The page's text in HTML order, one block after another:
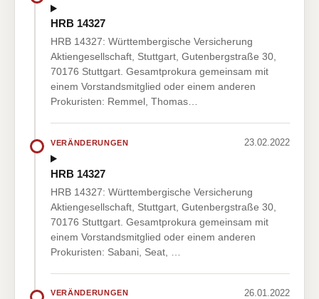
HRB 14327
HRB 14327: Württembergische Versicherung
Aktiengesellschaft, Stuttgart, Gutenbergstraße 30,
70176 Stuttgart. Gesamtprokura gemeinsam mit
einem Vorstandsmitglied oder einem anderen
Prokuristen: Remmel, Thomas…
VERÄNDERUNGEN 23.02.2022
HRB 14327
HRB 14327: Württembergische Versicherung
Aktiengesellschaft, Stuttgart, Gutenbergstraße 30,
70176 Stuttgart. Gesamtprokura gemeinsam mit
einem Vorstandsmitglied oder einem anderen
Prokuristen: Sabani, Seat, …
VERÄNDERUNGEN 26.01.2022